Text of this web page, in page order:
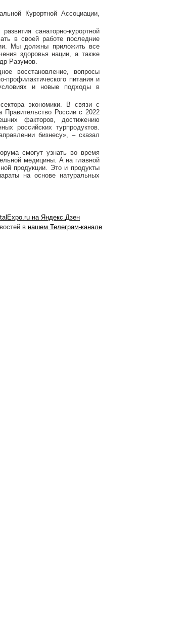
Курортной Ассоциации,
санаторно-курортной
в своей работе последние
Мы должны приложить все
здоровья нации, а также
Разумов.
восстановление, вопросы
профилактического питания и
условиях и новые подходы в
экономики. В связи с
Правительство России с 2022
факторов, достижению
российских турпродуктов.
бизнесу», – сказал
смогут узнать во время
медицины. А на главной
продукции. Это и продукты
на основе натуральных
на Яндекс.Дзен
в нашем Телеграм-канале